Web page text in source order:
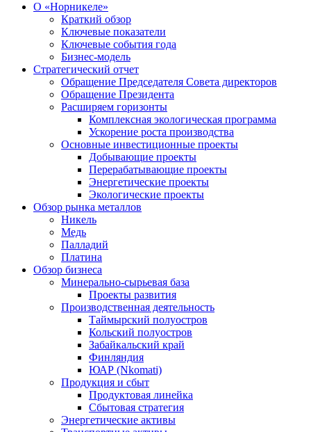
О «Норникеле»
Краткий обзор
Ключевые показатели
Ключевые события года
Бизнес-модель
Стратегический отчет
Обращение Председателя Совета директоров
Обращение Президента
Расширяем горизонты
Комплексная экологическая программа
Ускорение роста производства
Основные инвестиционные проекты
Добывающие проекты
Перерабатывающие проекты
Энергетические проекты
Экологические проекты
Обзор рынка металлов
Никель
Медь
Палладий
Платина
Обзор бизнеса
Минерально-сырьевая база
Проекты развития
Производственная деятельность
Таймырский полуостров
Кольский полуостров
Забайкальский край
Финляндия
ЮАР (Nkomati)
Продукция и сбыт
Продуктовая линейка
Сбытовая стратегия
Энергетические активы